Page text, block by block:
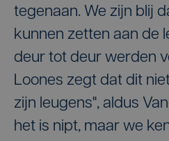
tegenaan. We zijn blij
kunnen zetten aan de
deur tot deur werden
Loones zegt dat dit
zijn leugens", aldus
het is nipt, maar we